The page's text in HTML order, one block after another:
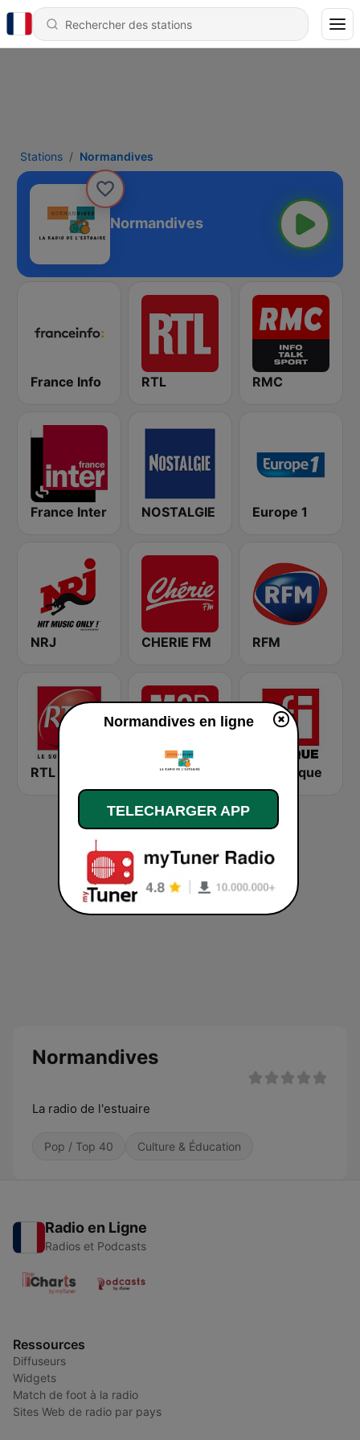
Stations Normandives
Normandives
France Info RTL RMC
France Inter NOSTALGIE Europe 1
NRJ CHERIE FM RFM
RTL 2 RFI Afrique
Normandives
La radio de l'estuaire
Pop / Top 40 Culture & Éducation
Radio en Ligne
Radios et Podcasts
Ressources
Diffuseurs
Widgets
Match de foot à la radio
Sites Web de radio par pays
Normandives en ligne
TELECHARGER APP